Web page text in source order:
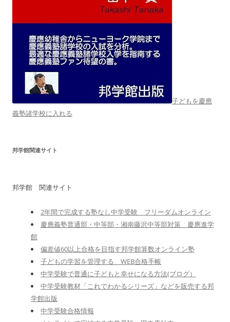
子どもを慶應
義塾諸学校に入れる
邦学館関連サイト
邦学館 関連サイト
2年間で完成する塾なし中学受験 フリーダムオンライン
慶應義塾普通部・中等部・湘南藤沢中等部対策 慶應進学
館
偏差値60以上合格を目指す邦学館算数オンライン塾
子どもの学習を管理する WEB合格手帳
中学受験で普通に子どもと幸せになる方法(ブログ）
中学受験教材「これでわかるシリーズ」などを販売する邦
学館出版
中学受験合格情報